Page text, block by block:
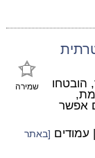
שמירה
הובטחו
אפשר
| עמודים [באתר